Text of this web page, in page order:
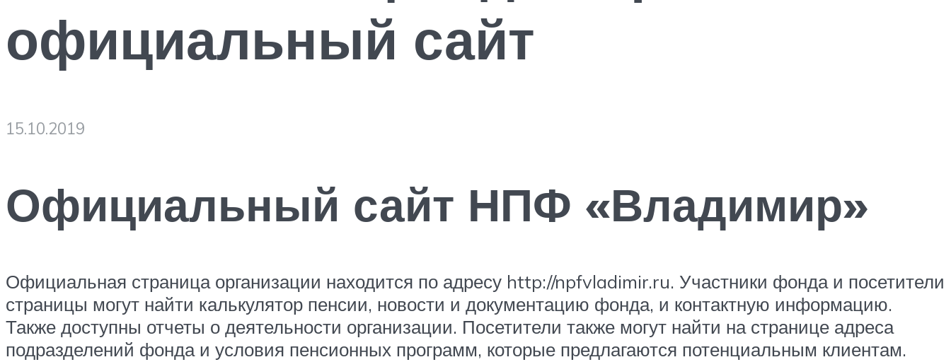
официальный сайт
15.10.2019
Официальный сайт НПФ «Владимир»
Официальная страница организации находится по адресу http://npfvladimir.ru. Участники фонда и посетители
страницы могут найти калькулятор пенсии, новости и документацию фонда, и контактную информацию.
Также доступны отчеты о деятельности организации. Посетители также могут найти на странице адреса
подразделений фонда и условия пенсионных программ, которые предлагаются потенциальным клиентам.